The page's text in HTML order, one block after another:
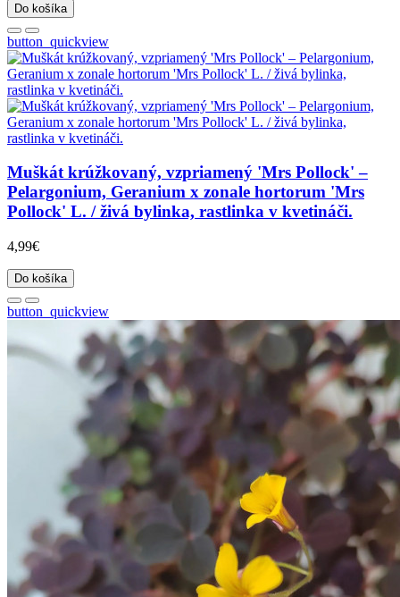
Do košíka
button_quickview
Muškát krúžkovaný, vzpriamený 'Mrs Pollock' –
Pelargonium, Geranium x zonale hortorum 'Mrs
Pollock' L. / živá bylinka, rastlinka v kvetináči.
4,99€
Do košíka
button_quickview